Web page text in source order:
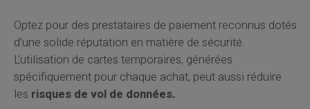
Optez pour des prestataires de paiement reconnus dotés
d’une solide réputation en matière de sécurité.
L'utilisation de cartes temporaires, générées
spécifiquement pour chaque achat, peut aussi réduire
les risques de vol de données.